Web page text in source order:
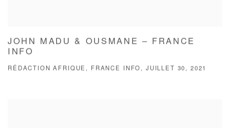
JOHN MADU & OUSMANE – FRANCE
INFO
RÉDACTION AFRIQUE, FRANCE INFO, JUILLET 30, 2021